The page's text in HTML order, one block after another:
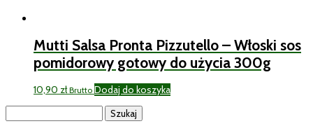
Mutti Salsa Pronta Pizzutello – Włoski sos
pomidorowy gotowy do użycia 300g
10,90 zł Brutto Dodaj do koszyka